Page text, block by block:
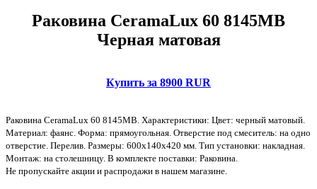
Раковина CeramaLux 60 8145MB
Черная матовая
Купить за 8900 RUR
Раковина CeramaLux 60 8145MB. Характеристики: Цвет: черный матовый.
Материал: фаянс. Форма: прямоугольная. Отверстие под смеситель: на одно
отверстие. Перелив. Размеры: 600x140x420 мм. Тип установки: накладная.
Монтаж: на столешницу. В комплекте поставки: Раковина.
Не пропускайте акции и распродажи в нашем магазине.